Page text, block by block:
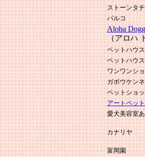
ストーンタ
パルコ
Aloha
（アロハ
ペットハウ
ペットハウ
ワンワンシ
ガボウケン
ペットショ
アートペッ
愛犬美容室
カナリヤ
富岡園